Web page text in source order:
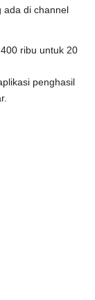
di channel
ribu untuk 20
penghasil